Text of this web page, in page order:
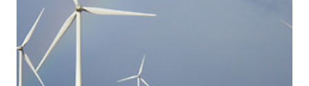
질환자·중증난치질환자 △한부모가족 △소년소녀가정(가정위탁보호
아동)이 포함된 가구이다. (뉴스 이어보기)